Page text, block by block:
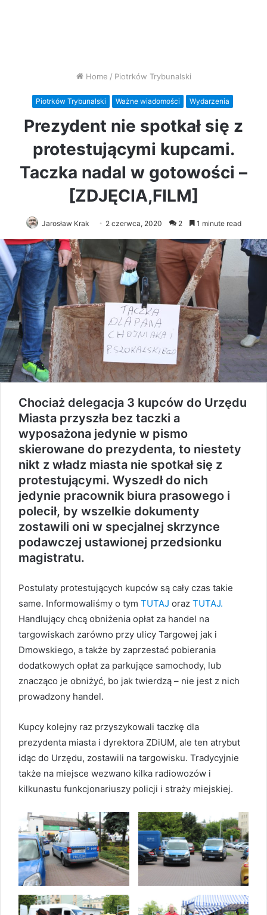
Home / Piotrków Trybunalski
Piotrków Trybunalski Ważne wiadomości Wydarzenia
Prezydent nie spotkał się z
protestującymi kupcami.
Taczka nadal w gotowości –
[ZDJĘCIA,FILM]
Jarosław Krak 2 czerwca, 2020 2 1 minute read
Chociaż delegacja 3 kupców do Urzędu
Miasta przyszła bez taczki a
wyposażona jedynie w pismo
skierowane do prezydenta, to niestety
nikt z władz miasta nie spotkał się z
protestującymi. Wyszedł do nich
jedynie pracownik biura prasowego i
polecił, by wszelkie dokumenty
zostawili oni w specjalnej skrzynce
podawczej ustawionej przedsionku
magistratu.
Postulaty protestujących kupców są cały czas takie
same. Informowaliśmy o tym TUTAJ oraz TUTAJ.
Handlujący chcą obniżenia opłat za handel na
targowiskach zarówno przy ulicy Targowej jak i
Dmowskiego, a także by zaprzestać pobierania
dodatkowych opłat za parkujące samochody, lub
znacząco je obniżyć, bo jak twierdzą – nie jest z nich
prowadzony handel.
Kupcy kolejny raz przyszykowali taczkę dla
prezydenta miasta i dyrektora ZDiUM, ale ten atrybut
idąc do Urzędu, zostawili na targowisku. Tradycyjnie
także na miejsce wezwano kilka radiowozów i
kilkunastu funkcjonariuszy policji i straży miejskiej.